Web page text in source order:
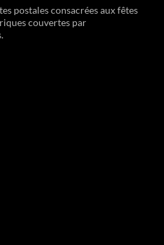
postales consacrées aux fêtes
couvertes par